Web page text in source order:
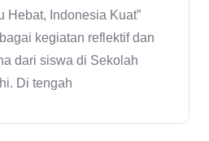
Hebat, Indonesia Kuat”
kegiatan reflektif dan
dari siswa di Sekolah
Di tengah